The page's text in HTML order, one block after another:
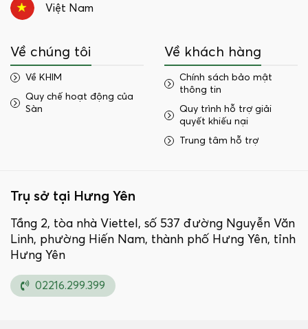
Việt Nam
Về chúng tôi
Về KHIM
Quy chế hoạt động của
Sàn
Về khách hàng
Chính sách bảo mật
thông tin
Quy trình hỗ trợ giải
quyết khiếu nại
Trung tâm hỗ trợ
Trụ sở tại Hưng Yên
Tầng 2, tòa nhà Viettel, số 537 đường Nguyễn Văn
Linh, phường Hiến Nam, thành phố Hưng Yên, tỉnh
Hưng Yên
02216.299.399